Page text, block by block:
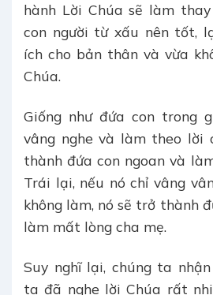
hành Lời Chúa sẽ làm
con người từ xấu nên tốt,
ích cho bản thân và vừa
Chúa.
Giống như đứa con trong
vâng nghe và làm theo lời
thành đứa con ngoan và
Trái lại, nếu nó chỉ vâng
không làm, nó sẽ trở thành
làm mất lòng cha mẹ.
Suy nghĩ lại, chúng ta
ta đã nghe lời Chúa rất